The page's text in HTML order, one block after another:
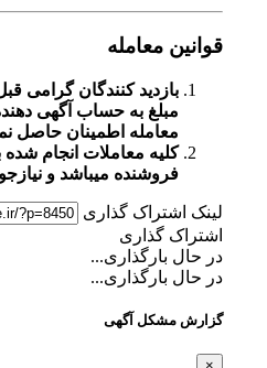
قوانین معامله
بازدید کنندگان گرامی قبل از
مبلغ به حساب آگهی دهنده
معامله اطمینان حاصل نمائید.
کلیه معاملات انجام شده به
فروشنده میباشد و نیازجو هیچ
لینک اشتراک گذاری
اشتراک گذاری
در حال بارگذاری...
در حال بارگذاری...
گزارش مشکل آگهی